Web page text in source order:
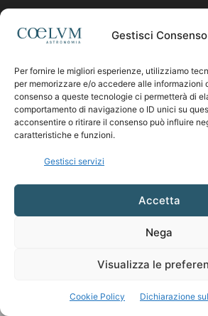
Gestisci Consenso
Per fornire le migliori esperienze, utilizziamo
per memorizzare e/o accedere alle informazioni
consenso a queste tecnologie ci permetterà di
comportamento di navigazione o ID unici su
acconsentire o ritirare il consenso può influire
caratteristiche e funzioni.
Gestisci servizi
Accetta
Nega
Visualizza le
Cookie Policy Dichiarazione